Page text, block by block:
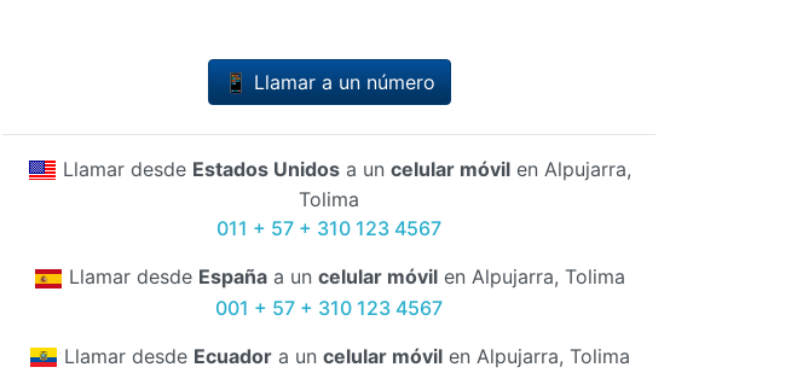
📱 Llamar a un número
Llamar desde Estados Unidosa un celular móvilen Alpujarra,
Tolima
011 + 57 + 310 123 4567
Llamar desde Españaa un celular móvilen Alpujarra, Tolima
001 + 57 + 310 123 4567
Llamar desde Ecuadora un celular móvilen Alpujarra, Tolima